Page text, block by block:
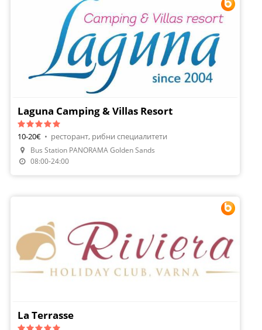
Направи Резервация
Laguna Camping & Villas Resort
10-20€ • ресторант, рибни специалитети
Bus Station PANORAMA Golden Sands
08:00-24:00
La Terrasse